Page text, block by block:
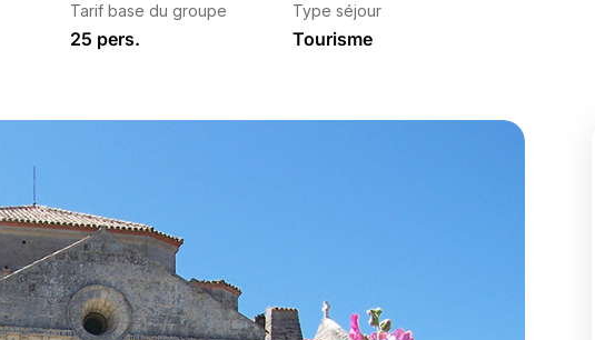
Tarif base du groupe
25 pers.
Type séjour
Tourisme